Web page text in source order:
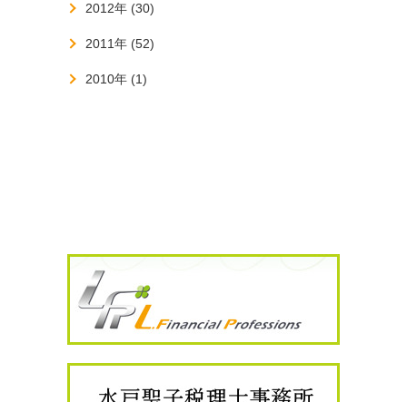
2012年 (30)
2011年 (52)
2010年 (1)